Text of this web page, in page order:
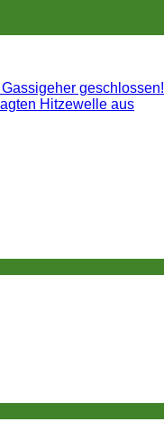
geschlossen!
Hitzewelle aus